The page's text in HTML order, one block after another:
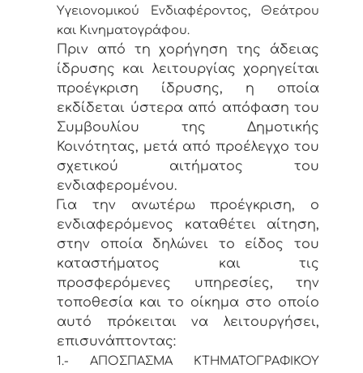
Υγειονομικού Ενδιαφέροντος, Θεάτρου
και Κινηματογράφου.
Πριν από τη χορήγηση της άδειας
ίδρυσης και λειτουργίας χορηγείται
προέγκριση ίδρυσης, η οποία
εκδίδεται ύστερα από απόφαση του
Συμβουλίου της Δημοτικής
Κοινότητας, μετά από προέλεγχο του
σχετικού αιτήματος του
ενδιαφερομένου.
Για την ανωτέρω προέγκριση, ο
ενδιαφερόμενος καταθέτει αίτηση,
στην οποία δηλώνει το είδος του
καταστήματος και τις
προσφερόμενες υπηρεσίες, την
τοποθεσία και το οίκημα στο οποίο
αυτό πρόκειται να λειτουργήσει,
επισυνάπτοντας:
1.- ΑΠΟΣΠΑΣΜΑ ΚΤΗΜΑΤΟΓΡΑΦΙΚΟΥ